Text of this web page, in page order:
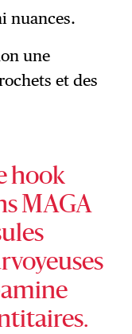
nuances.
une
et des
hook
MAGA